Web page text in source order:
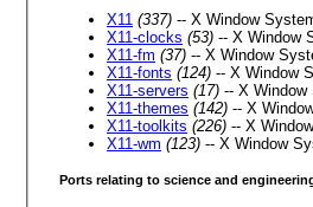
X11 (337) -- X Window
X11-clocks (53) -- X Window
X11-fm (37) -- X Window
X11-fonts (124) -- X Window
X11-servers (17) -- X
X11-themes (142) -- X
X11-toolkits (226) -- X
X11-wm (123) -- X Window
Ports relating to science and